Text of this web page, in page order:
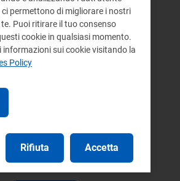
Energia e
Energia all'Ingrosso e
Retail e Tutele dei
Energia
permettono di migliorare i nostri
Puoi ritirare il tuo consenso
cookie in qualsiasi momento.
informazioni sui cookie visitando la
Policy
Rifiuta Accetta